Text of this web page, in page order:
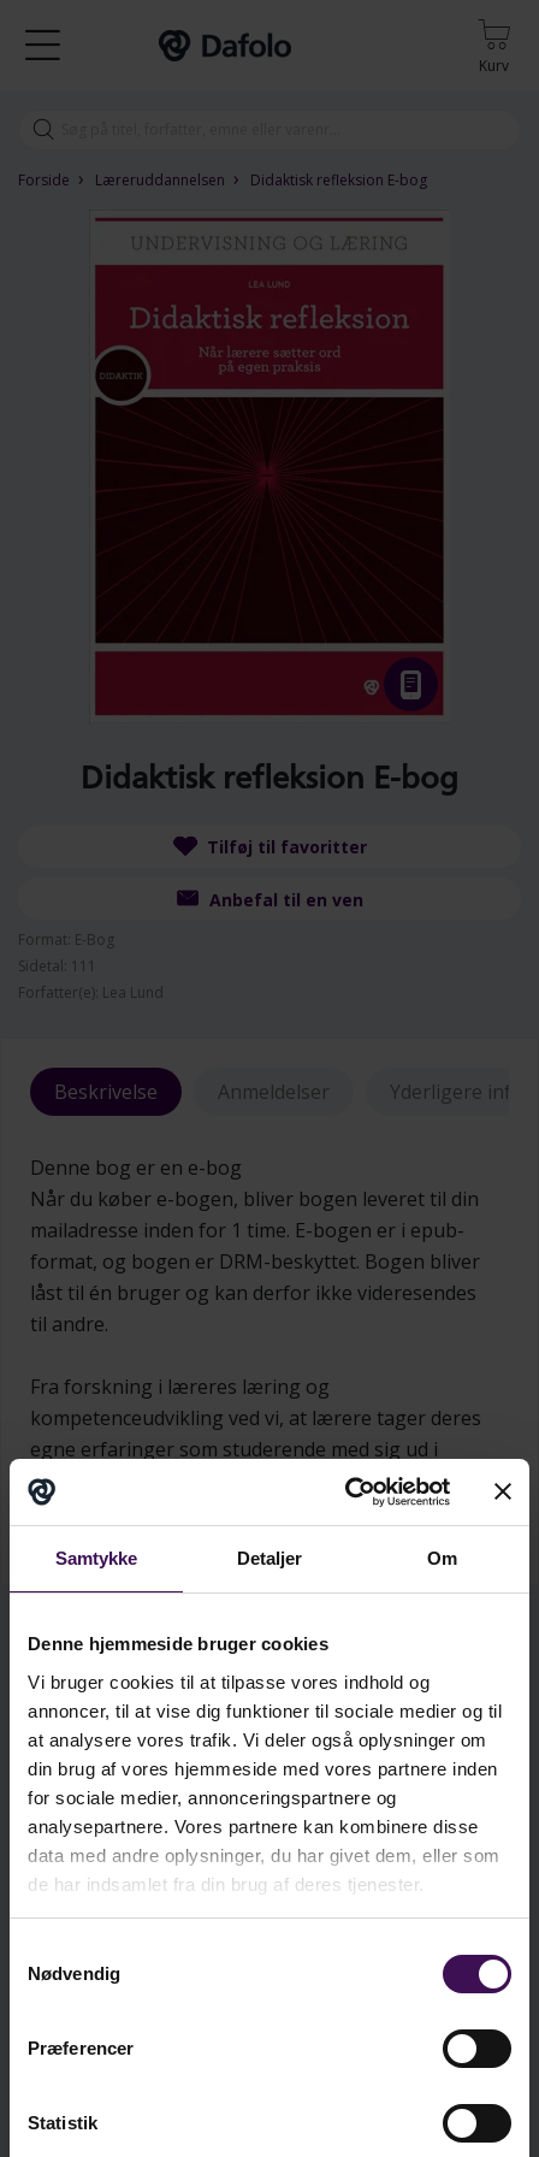
Samtykke Detaljer Om
Denne hjemmeside bruger cookies
Vi bruger cookies til at tilpasse vores indhold og
annoncer, til at vise dig funktioner til sociale medier og til
at analysere vores trafik. Vi deler også oplysninger om
din brug af vores hjemmeside med vores partnere inden
for sociale medier, annonceringspartnere og
analysepartnere. Vores partnere kan kombinere disse
data med andre oplysninger, du har givet dem, eller som
de har indsamlet fra din brug af deres tjenester.
Nødvendig
Præferencer
Statistik
Kurv
Forside › Læreruddannelsen › Didaktisk refleksion E-bog
Didaktisk refleksion E-bog
Tilføj til favoritter
Anbefal til en ven
Format: E-Bog
Sidetal: 111
Forfatter(e): Lea Lund
Beskrivelse Anmeldelser Yderligere info
Denne bog er en e-bog
Når du køber e-bogen, bliver bogen leveret til din
mailadresse inden for 1 time. E-bogen er i epub-
format, og bogen er DRM-beskyttet. Bogen bliver
låst til én bruger og kan derfor ikke videresendes
til andre.
Fra forskning i læreres læring og
kompetenceudvikling ved vi, at lærere tager deres
egne erfaringer som studerende med sig ud i
klasserummene, og disse indlejrede erfaringer
kan være svære at ændre. De erfaringer er så
køre på cykel - at det kan være svært at lave om
opmærksomhed på dette er det dog muligt at
undervisningen. En sådan opmærksomhed bør
skabes i et kollegialt læringsfællesskab, da man
ved at arbejde med didaktisk opmærksomhed i et
kollegialt læringsfællesskab kan udvikle et fælles
sprog og en fælles optik på undervisningen og
dermed skabe større bevidsthed om egne
handlinger. Denne indsigt i praksis opnås ved at
komme tæt på det, der foregår i klasserummene -
undervisningen og efterfølgende refleksiv dialog.
Denne bog understøtter udviklingen af en
dømmekraft ved dels at give forskningsmæssigt
belæg og indsigt, dels komme med konkrete bud
kr. 237,75
Ekskl. moms
Bog kr. 282,75
Ekskl. moms
kr.237,75
ekskl. moms